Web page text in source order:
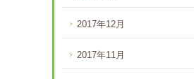
2017年12月
2017年11月